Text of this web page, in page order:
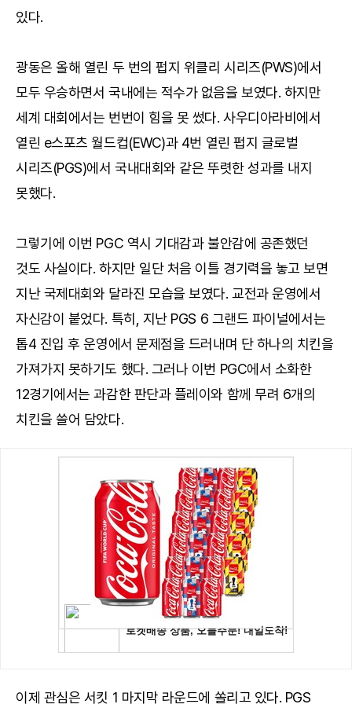
있다.
광동은 올해 열린 두 번의 펍지 위클리 시리즈(PWS)에서
모두 우승하면서 국내에는 적수가 없음을 보였다. 하지만
세계 대회에서는 번번이 힘을 못 썼다. 사우디아라비에서
열린 e스포츠 월드컵(EWC)과 4번 열린 펍지 글로벌
시리즈(PGS)에서 국내대회와 같은 뚜렷한 성과를 내지
못했다.
그렇기에 이번 PGC 역시 기대감과 불안감에 공존했던
것도 사실이다. 하지만 일단 처음 이틀 경기력을 놓고 보면
지난 국제대회와 달라진 모습을 보였다. 교전과 운영에서
자신감이 붙었다. 특히, 지난 PGS 6 그랜드 파이널에서는
톱4 진입 후 운영에서 문제점을 드러내며 단 하나의 치킨을
가져가지 못하기도 했다. 그러나 이번 PGC에서 소화한
12경기에서는 과감한 판단과 플레이와 함께 무려 6개의
치킨을 쓸어 담았다.
이제 관심은 서킷 1 마지막 라운드에 쏠리고 있다. PGS